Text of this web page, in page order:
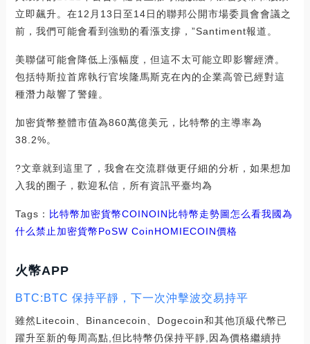
立即飆升。在12月13日至14日的聯邦公開市場委員會會議之
前，我們可能會看到強勁的看漲支撐，”Santiment報道。
美聯儲可能會降低上漲幅度，但這不太可能立即影響經濟。
包括特斯拉首席執行官埃隆馬斯克在內的企業高管已經對這
種潛力敲響了警鐘。
加密貨幣整體市值為860萬億美元，比特幣的主導率為
38.2%。
?文章就到這里了，我會在交流群做更仔細的分析，如果想加
入我的圈子，歡迎私信，所有資訊平臺均為
Tags： 比特幣加密貨幣COINOIN 比特幣走勢圖怎么看我國為
什么禁止加密貨幣PoSW CoinHOMIECOIN價格
火幣APP
BTC:BTC 保持平靜，下一次沖擊波交易持平
雖然Litecoin、Binancecoin、Dogecoin和其他頂級代幣已
躍升至新的每周高點,但比特幣仍保持平靜,因為價格繼續持